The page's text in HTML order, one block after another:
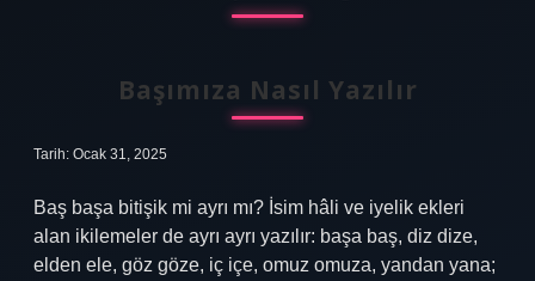
Başımıza Nasıl Yazılır
Tarih: Ocak 31, 2025
Baş başa bitişik mi ayrı mı? İsim hâli ve iyelik ekleri
alan ikilemeler de ayrı ayrı yazılır: başa baş, diz dize,
elden ele, göz göze, iç içe, omuz omuza, yandan yana;